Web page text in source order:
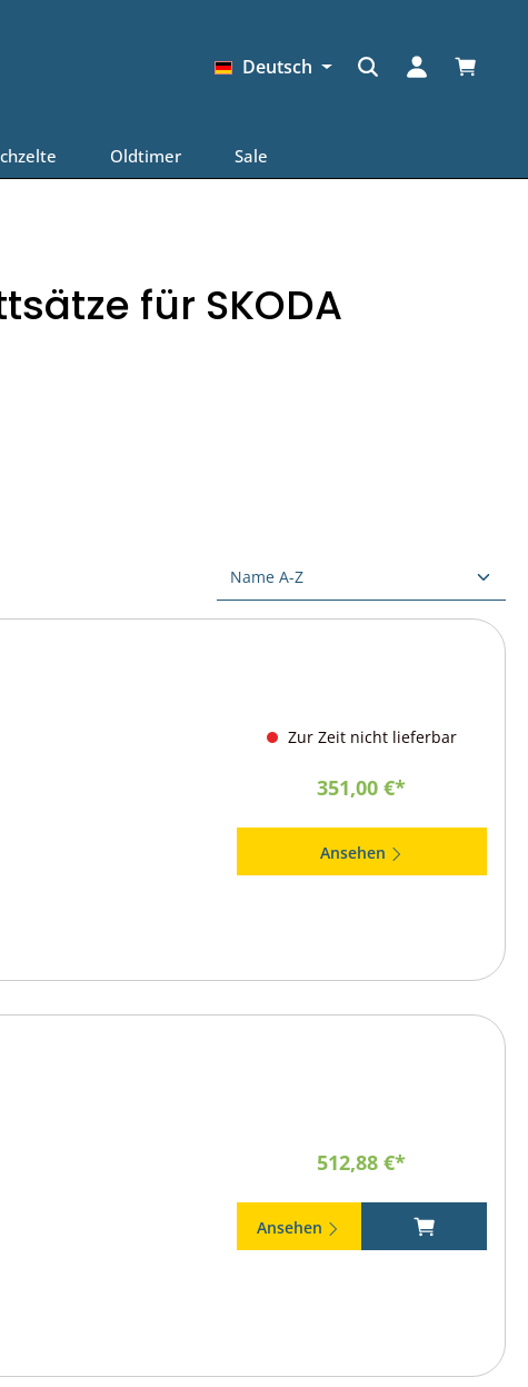
Deutsch
Oldtimer Sale
für SKODA
Zur Zeit nicht lieferbar
351,00 €*
Ansehen
512,88 €*
Ansehen